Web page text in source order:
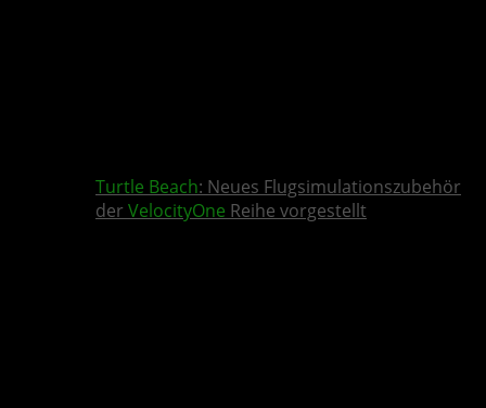
Turtle Beach: Neues Flugsimulationszubehör
der VelocityOne Reihe vorgestellt